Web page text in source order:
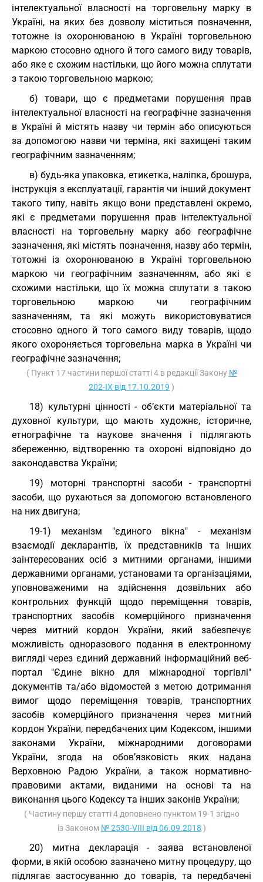
інтелектуальної власності на торговельну марку в
Україні, на яких без дозволу міститься позначення,
тотожне із охоронюваною в Україні торговельною
маркою стосовно одного й того самого виду товарів,
або яке є схожим настільки, що його можна сплутати
з такою торговельною маркою;
б) товари, що є предметами порушення прав
інтелектуальної власності на географічне зазначення
в Україні й містять назву чи термін або описуються
за допомогою назви чи терміна, які захищені таким
географічним зазначенням;
в) будь-яка упаковка, етикетка, наліпка, брошура,
інструкція з експлуатації, гарантія чи інший документ
такого типу, навіть якщо вони представлені окремо,
які є предметами порушення прав інтелектуальної
власності на торговельну марку або географічне
зазначення, які містять позначення, назву або термін,
тотожні із охоронюваною в Україні торговельною
маркою чи географічним зазначенням, або які є
схожими настільки, що їх можна сплутати з такою
торговельною маркою чи географічним
зазначенням, та які можуть використовуватися
стосовно одного й того самого виду товарів, щодо
якого охороняється торговельна марка в Україні чи
географічне зазначення;
( Пункт 17 частини першої статті 4 в редакції Закону №
202-IX від 17.10.2019 )
18) культурні цінності - об’єкти матеріальної та
духовної культури, що мають художнє, історичне,
етнографічне та наукове значення і підлягають
збереженню, відтворенню та охороні відповідно до
законодавства України;
19) моторні транспортні засоби - транспортні
засоби, що рухаються за допомогою встановленого
на них двигуна;
19-1) механізм "єдиного вікна" - механізм
взаємодії декларантів, їх представників та інших
заінтересованих осіб з митними органами, іншими
державними органами, установами та організаціями,
уповноваженими на здійснення дозвільних або
контрольних функцій щодо переміщення товарів,
транспортних засобів комерційного призначення
через митний кордон України, який забезпечує
можливість одноразового подання в електронному
вигляді через єдиний державний інформаційний веб-
портал "Єдине вікно для міжнародної торгівлі"
документів та/або відомостей з метою дотримання
вимог щодо переміщення товарів, транспортних
засобів комерційного призначення через митний
кордон України, передбачених цим Кодексом, іншими
законами України, міжнародними договорами
України, згода на обов’язковість яких надана
Верховною Радою України, а також нормативно-
правовими актами, виданими на основі та на
виконання цього Кодексу та інших законів України;
( Частину першу статті 4 доповнено пунктом 19-1 згідно
із Законом № 2530-VIII від 06.09.2018 )
20) митна декларація - заява встановленої
форми, в якій особою зазначено митну процедуру, що
підлягає застосуванню до товарів, та передбачені